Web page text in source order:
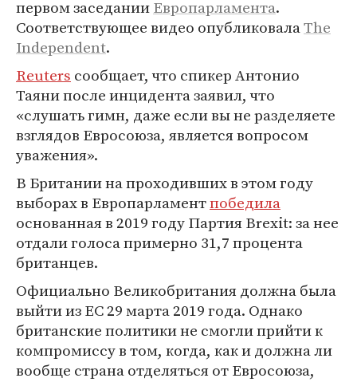
первом заседанииЕвропарламента.
Соответствующее видео опубликовалаThe
Independent.
Reuters сообщает, что спикер Антонио
Таяни после инцидента заявил, что
«слушать гимн, даже если вы не разделяете
взглядов Евросоюза, является вопросом
уважения».
В Британии на проходивших в этом году
выборах в Европарламентпобедила
основанная в 2019 году Партия Brexit: за нее
отдали голоса примерно 31,7 процента
британцев.
Официально Великобритания должна была
выйти из ЕС 29 марта 2019 года. Однако
британские политики не смогли прийти к
компромиссу в том, когда, как и должна ли
вообще страна отделяться от Евросоюза,